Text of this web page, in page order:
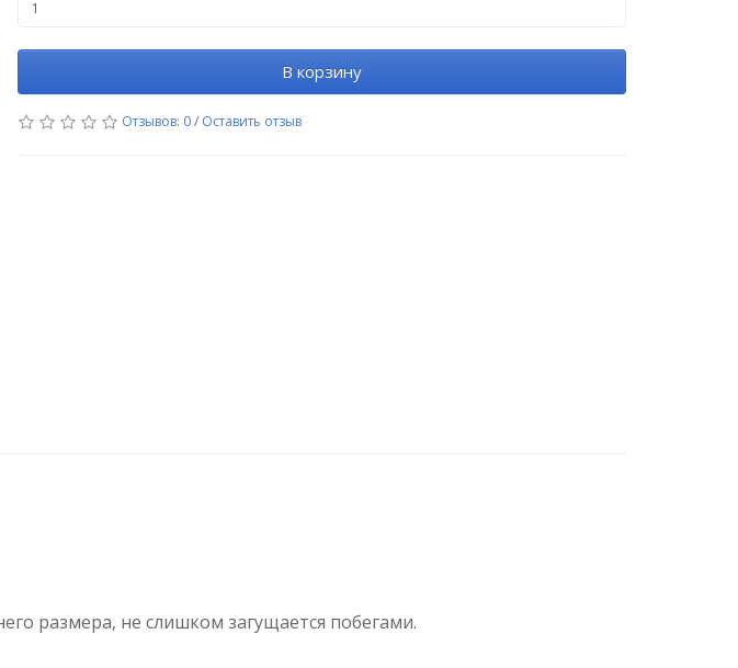
В корзину
Отзывов: 0/ Оставить отзыв
размера, не слишком загущается побегами.